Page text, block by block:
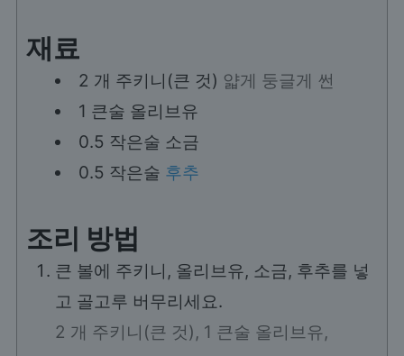
재료
2 개 주키니(큰 것) 얇게 둥글게 썬
1 큰술 올리브유
0.5 작은술 소금
0.5 작은술 후추
조리 방법
큰 볼에 주키니, 올리브유, 소금, 후추를 넣
고 골고루 버무리세요.
2 개 주키니(큰 것), 1 큰술 올리브유,